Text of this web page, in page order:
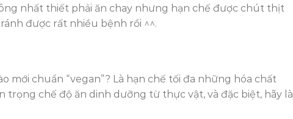
nhất thiết phải ăn chay nhưng hạn chế được chút thịt
được rất nhiều bệnh rồi ^^.
mới chuẩn “vegan”? Là hạn chế tối đa những hóa chất
trọng chế độ ăn dinh dưỡng từ thực vật, và đặc biệt, hãy là